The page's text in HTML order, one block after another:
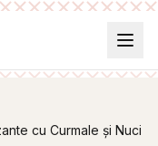
cu Curmale și Nuci